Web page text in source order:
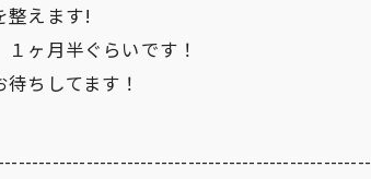
整えます!
ヶ月半ぐらいです！
ちしてます！